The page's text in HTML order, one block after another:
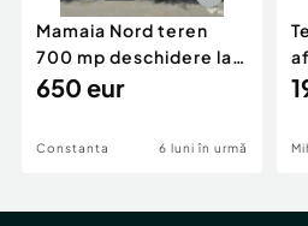
Mamaia Nord teren
700 mp deschidere la
D24 si D25
650 eur
Constanta 6 luni în urmă